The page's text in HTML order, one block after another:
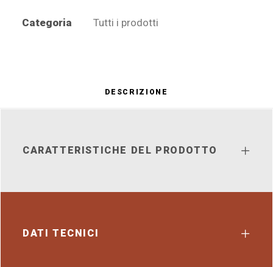
Categoria Tutti i prodotti
DESCRIZIONE
CARATTERISTICHE DEL PRODOTTO
DATI TECNICI